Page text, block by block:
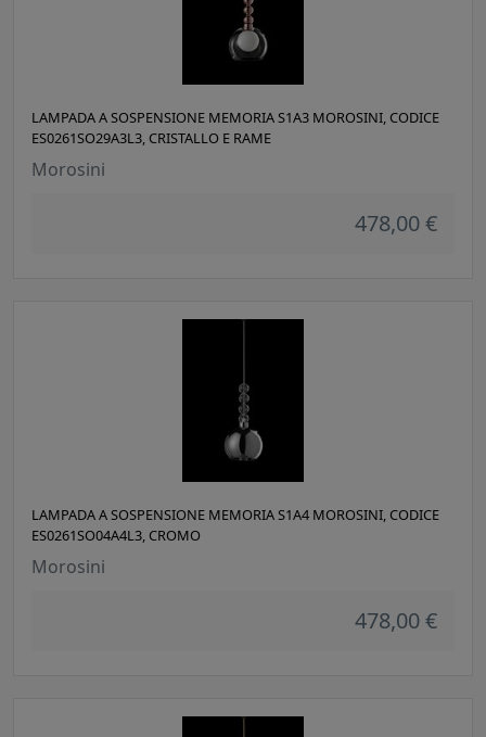
LAMPADA A SOSPENSIONE MEMORIA S1A3 MOROSINI, CODICE
ES0261SO29A3L3, CRISTALLO E RAME
Morosini
478,00 €
LAMPADA A SOSPENSIONE MEMORIA S1A4 MOROSINI, CODICE
ES0261SO04A4L3, CROMO
Morosini
478,00 €